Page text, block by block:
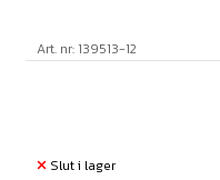
Art. nr: 139513-12
Slut i lager